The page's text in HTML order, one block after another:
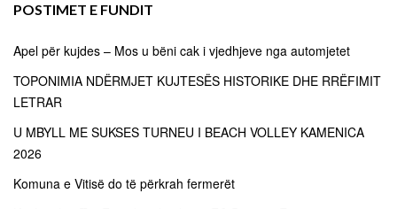
POSTIMET E FUNDIT
Apel për kujdes – Mos u bëni cak i vjedhjeve nga automjetet
TOPONIMIA NDËRMJET KUJTESËS HISTORIKE DHE RRËFIMIT
LETRAR
U MBYLL ME SUKSES TURNEU I BEACH VOLLEY KAMENICA
2026
Komuna e Vitisë do të përkrah fermerët